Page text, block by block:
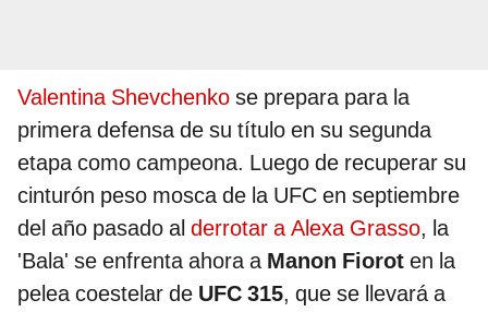
Valentina Shevchenko se prepara para la
primera defensa de su título en su segunda
etapa como campeona. Luego de recuperar su
cinturón peso mosca de la UFC en septiembre
del año pasado al derrotar a Alexa Grasso, la
'Bala' se enfrenta ahora a Manon Fiorot en la
pelea coestelar de UFC 315, que se llevará a